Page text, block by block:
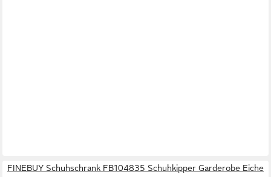
FINEBUY Schuhschrank FB104835 Schuhkipper Garderobe Eiche